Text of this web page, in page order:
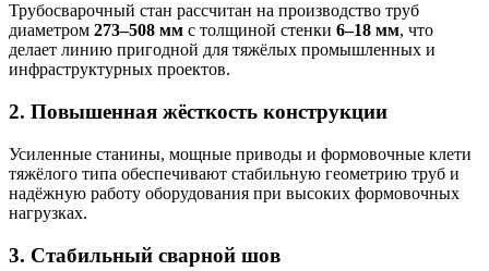
Трубосварочный стан рассчитан на производство труб
диаметром 273–508 мм с толщиной стенки 6–18 мм, что
делает линию пригодной для тяжёлых промышленных и
инфраструктурных проектов.
2. Повышенная жёсткость конструкции
Усиленные станины, мощные приводы и формовочные клети
тяжёлого типа обеспечивают стабильную геометрию труб и
надёжную работу оборудования при высоких формовочных
нагрузках.
3. Стабильный сварной шов